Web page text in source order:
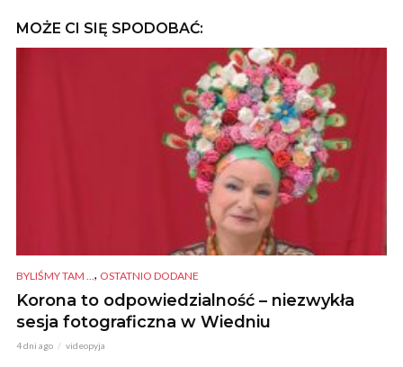
MOŻE CI SIĘ SPODOBAĆ:
BYLIŚMY TAM ... , OSTATNIO DODANE
Korona to odpowiedzialność – niezwykła
sesja fotograficzna w Wiedniu
4 dni ago videopyja